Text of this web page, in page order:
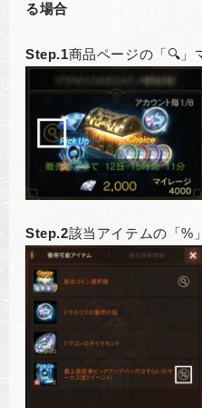
る場合
Step.1商品ページの「🔍」
Step.2該当アイテムの「%